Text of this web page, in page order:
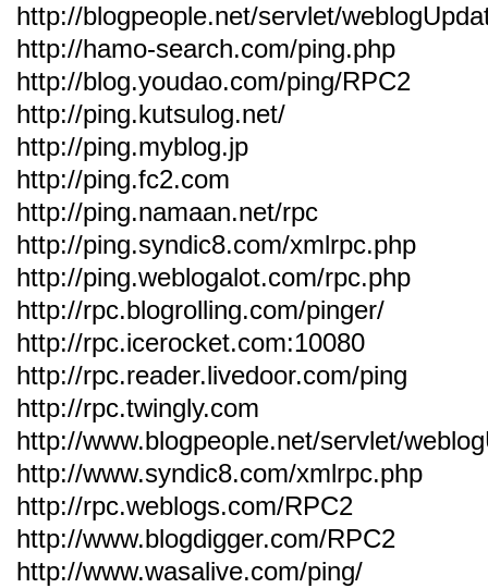
http://blogpeople.net/servlet/
http://hamo-search.com/ping.php
http://blog.youdao.com/ping/RPC2
http://ping.kutsulog.net/
http://ping.myblog.jp
http://ping.fc2.com
http://ping.namaan.net/rpc
http://ping.syndic8.com/xmlrpc.php
http://ping.weblogalot.com/rpc.php
http://rpc.blogrolling.com/pinger/
http://rpc.icerocket.com:10080
http://rpc.reader.livedoor.com/ping
http://rpc.twingly.com
http://www.blogpeople.net/servlet/
http://www.syndic8.com/xmlrpc.php
http://rpc.weblogs.com/RPC2
http://www.blogdigger.com/RPC2
http://www.wasalive.com/ping/